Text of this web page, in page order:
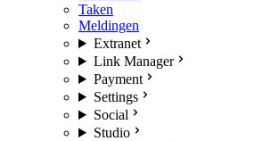
Taken
Meldingen
Extranet
Link Manager
Payment
Settings
Social
Studio